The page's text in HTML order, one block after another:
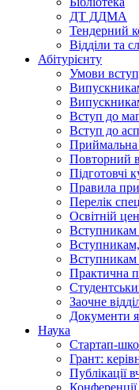
ДТ ДДМА
Тендерний
Відділи та
Абітурієнту
Умови
Вступ до
Вступ до
Приймальна
Повторний
Підготовчі
Правила
Перелік
Освітній
Вступникам
Вступникам,
Вступникам
Практична
Заочне
Документи
Наука
Стартап-
Грант:
Публікації
Конференції